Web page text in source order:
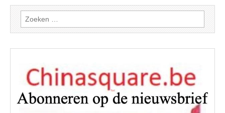
Zoeken
naar: